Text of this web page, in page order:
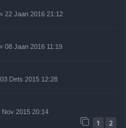
« 22 Jaan 2016 21:12
« 08 Jaan 2016 11:19
03 Dets 2015 12:28
Nov 2015 20:14
1 2